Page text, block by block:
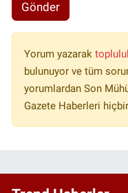
Gönder
Yorum yazarak
bulunuyor ve tüm
yorumlardan Son
Gazete Haberleri